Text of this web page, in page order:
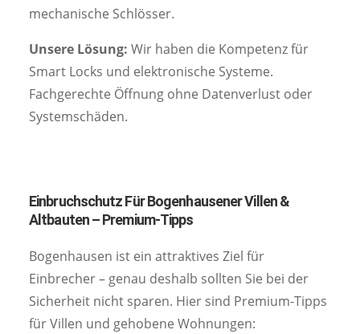
mechanische Schlösser.
Unsere Lösung: Wir haben die Kompetenz für
Smart Locks und elektronische Systeme.
Fachgerechte Öffnung ohne Datenverlust oder
Systemschäden.
Einbruchschutz Für Bogenhausener Villen &
Altbauten – Premium-Tipps
Bogenhausen ist ein attraktives Ziel für
Einbrecher – genau deshalb sollten Sie bei der
Sicherheit nicht sparen. Hier sind Premium-Tipps
für Villen und gehobene Wohnungen: